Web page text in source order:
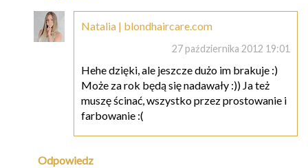
Natalia | blondhaircare.com
27 października 2012 19:01
Hehe dzięki, ale jeszcze dużo im brakuje :)
Może za rok będą się nadawały :)) Ja też
muszę ścinać, wszystko przez prostowanie i
farbowanie :(
Odpowiedz